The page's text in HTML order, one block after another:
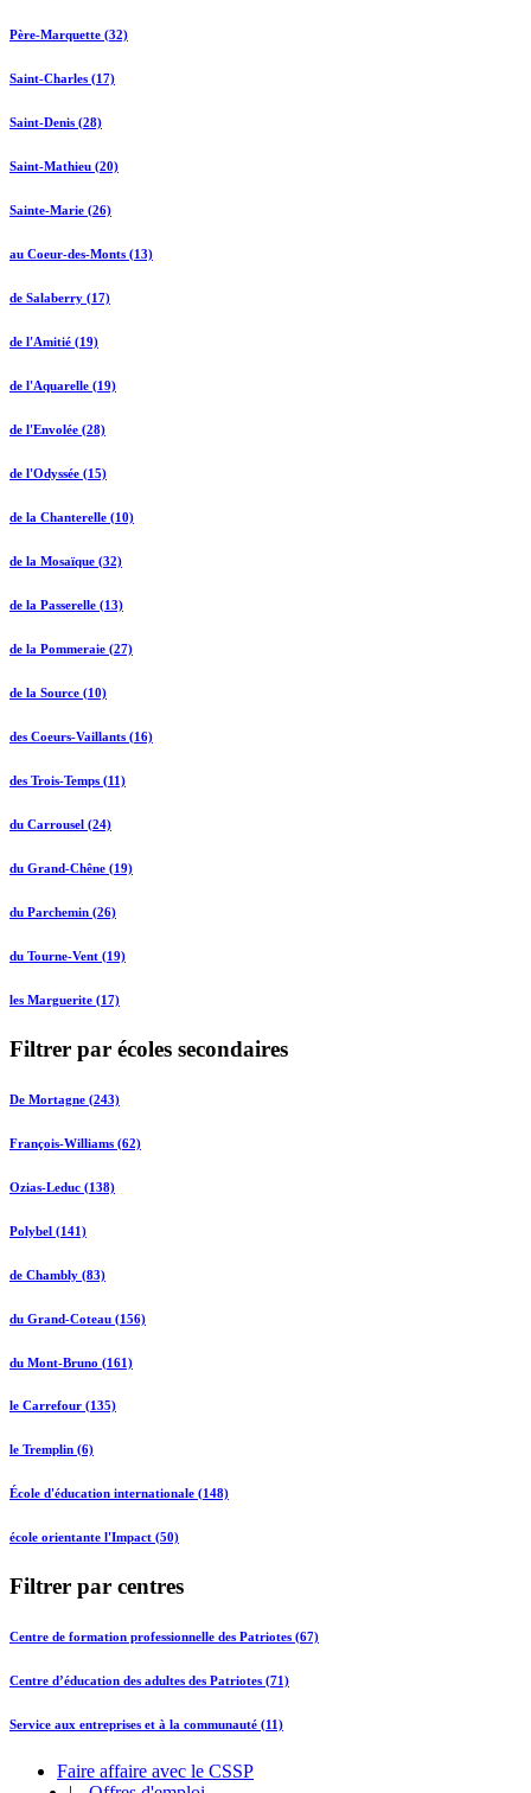
Père-Marquette (32)
Saint-Charles (17)
Saint-Denis (28)
Saint-Mathieu (20)
Sainte-Marie (26)
au Coeur-des-Monts (13)
de Salaberry (17)
de l'Amitié (19)
de l'Aquarelle (19)
de l'Envolée (28)
de l'Odyssée (15)
de la Chanterelle (10)
de la Mosaïque (32)
de la Passerelle (13)
de la Pommeraie (27)
de la Source (10)
des Coeurs-Vaillants (16)
des Trois-Temps (11)
du Carrousel (24)
du Grand-Chêne (19)
du Parchemin (26)
du Tourne-Vent (19)
les Marguerite (17)
Filtrer par écoles secondaires
De Mortagne (243)
François-Williams (62)
Ozias-Leduc (138)
Polybel (141)
de Chambly (83)
du Grand-Coteau (156)
du Mont-Bruno (161)
le Carrefour (135)
le Tremplin (6)
École d'éducation internationale (148)
école orientante l'Impact (50)
Filtrer par centres
Centre de formation professionnelle des Patriotes (67)
Centre d’éducation des adultes des Patriotes (71)
Service aux entreprises et à la communauté (11)
Faire affaire avec le CSSP